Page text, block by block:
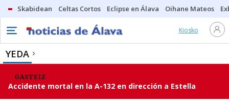
Skabidean Celtas Cortos Eclipse en Álava Oihane Mateos
Kiosko
YEDA
GASTEIZ
Accidente mortal en la A-132 en dirección a Estella